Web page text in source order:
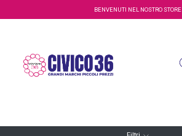
Salta al contenuto principaleBENVENUTI NEL NOSTRO STORE